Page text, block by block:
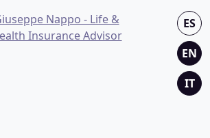
Nappo - Life &
Insurance Advisor
ES
EN
IT